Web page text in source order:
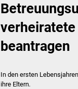
beantragen
In den ersten
ihre Eltern.